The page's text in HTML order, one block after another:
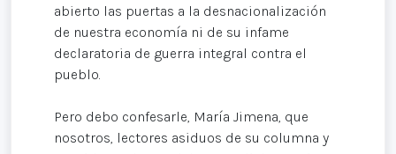
abierto las puertas a la desnacionalización
de nuestra economía ni de su infame
declaratoria de guerra integral contra el
pueblo.
Pero debo confesarle, María Jimena, que
nosotros, lectores asiduos de su columna y